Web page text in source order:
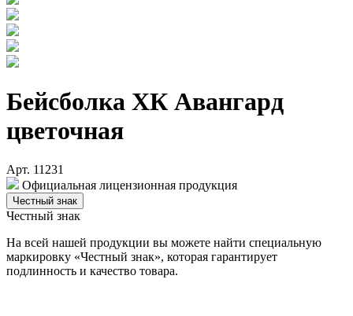
Бейсболка ХК Авангард
цветочная
Арт. 11231
Официальная лицензионная продукция
Честный знак
Честный знак
На всей нашей продукции вы можете найти специальную
маркировку «Честный знак», которая гарантирует
подлинность и качество товара.